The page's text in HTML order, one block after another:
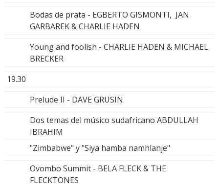
Bodas de prata - EGBERTO GISMONTI, JAN
GARBAREK & CHARLIE HADEN
Young and foolish - CHARLIE HADEN & MICHAEL
BRECKER
19.30
Prelude II - DAVE GRUSIN
Dos temas del músico sudafricano ABDULLAH
IBRAHIM
"Zimbabwe" y "Siya hamba namhlanje"
Ovombo Summit - BELA FLECK & THE
FLECKTONES